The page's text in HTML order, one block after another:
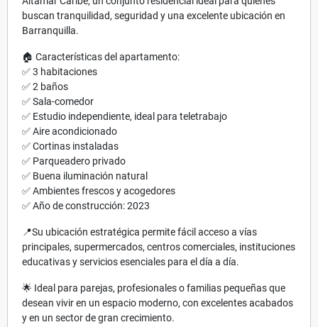
buscan tranquilidad, seguridad y una excelente ubicación en
Barranquilla.
🏠 Características del apartamento:
✅ 3 habitaciones
✅ 2 baños
✅ Sala-comedor
✅ Estudio independiente, ideal para teletrabajo
✅ Aire acondicionado
✅ Cortinas instaladas
✅ Parqueadero privado
✅ Buena iluminación natural
✅ Ambientes frescos y acogedores
✅ Año de construcción: 2023
📍Su ubicación estratégica permite fácil acceso a vías
principales, supermercados, centros comerciales, instituciones
educativas y servicios esenciales para el día a día.
🌟 Ideal para parejas, profesionales o familias pequeñas que
desean vivir en un espacio moderno, con excelentes acabados
y en un sector de gran crecimiento.